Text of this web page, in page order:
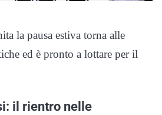
la pausa estiva torna alle
ed è pronto a lottare per il
il rientro nelle